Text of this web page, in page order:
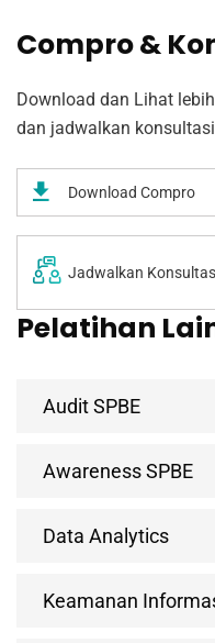
Compro &
Download dan Lihat
dan jadwalkan
Download Compro
Jadwalkan
Pelatihan
Audit SPBE
Awareness SPBE
Data Analytics
Keamanan